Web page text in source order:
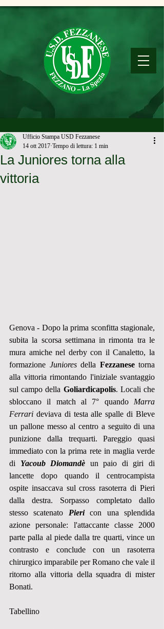
La Juniores torna alla
vittoria
Ufficio Stampa USD Fezzanese
14 ott 2017 Tempo di lettura: 1 min
Genova - Dopo la prima sconfitta stagionale,
subita la scorsa settimana in rimonta tra le
mura amiche nel derby con il Canaletto, la
formazione Juniores della Fezzanese torna
alla vittoria rimontando l'iniziale svantaggio
sul campo della Goliardicapolis. Locali che
sbloccano il match al 7° quando Marra
Ferrari deviava di testa alle spalle di Bleve
un pallone messo al centro a seguito di una
punizione dalla trequarti. Pareggio quasi
immediato con la prima rete in maglia verde
di Yacoub Diomandè un paio di giri di
lancette dopo quando il centrocampista
ospite insaccava sul cross rasoterra di Pieri
dalla destra. Sorpasso completato dallo
stesso scatenato Pieri con una splendida
azione personale: l'attaccante classe 2000
parte palla al piede dalla tre quarti, vince un
contrasto e conclude con un rasoterra
chirurgico imparabile per Romano che vale il
ritorno alla vittoria della squadra di mister
Bonati.
Tabellino